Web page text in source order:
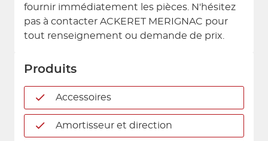
fournir immédiatement les pièces. N'hésitez
pas à contacter ACKERET MERIGNAC pour
tout renseignement ou demande de prix.
Produits
Accessoires
Amortisseur et direction